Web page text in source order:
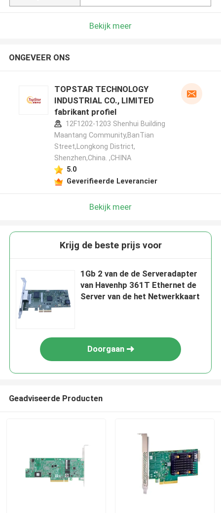
Bekijk meer
ONGEVEER ONS
TOPSTAR TECHNOLOGY
INDUSTRIAL CO., LIMITED
fabrikant profiel
12F1202-1203 Shenhui Building
Maantang Community,BanTian
Street,Longkong District,
Shenzhen,China. ,CHINA
5.0
Geverifieerde Leverancier
Bekijk meer
Krijg de beste prijs voor
1Gb 2 van de de Serveradapter
van Havenhp 361T Ethernet de
Server van de het Netwerkkaart
Doorgaan
Geadviseerde Producten